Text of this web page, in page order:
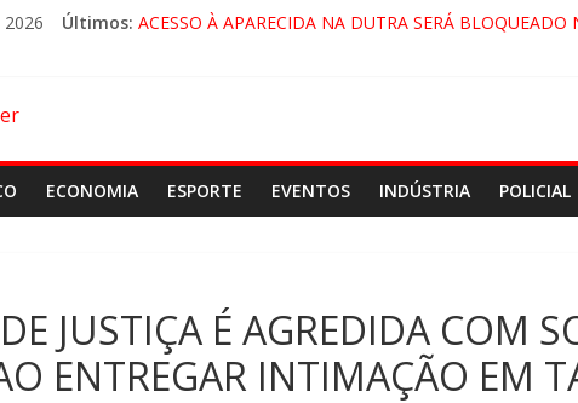
Últimos: ACESSO À APARECIDA NA DUTRA SERÁ
ECONOMIA ESPORTE EVENTOS INDÚSTRIA POLICIAL
JUSTIÇA É AGREDIDA COM
ENTREGAR INTIMAÇÃO EM